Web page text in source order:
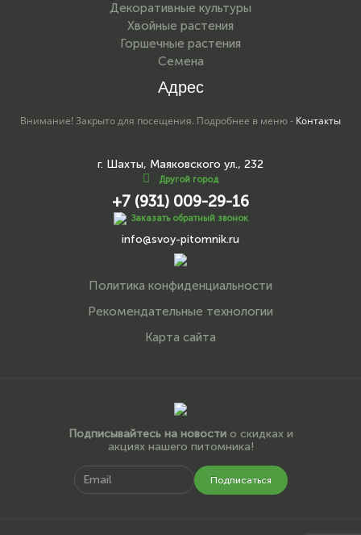
Декоративные культуры
Хвойные растения
Горшечные растения
Семена
Адрес
Внимание! Закрыто для посещения. Подробнее в меню - Контакты
г. Шахты, Маяковского ул., 232
Другой город
+7 (931) 009-29-16
Заказать обратный звонок
info@svoy-pitomnik.ru
Политика конфиденциальности
Рекомендательные технологии
Карта сайта
Подписывайтесь на новостио скидках и
акциях нашего питомника!
Подписаться